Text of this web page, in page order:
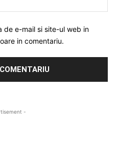
de e-mail si site-ul web in
in comentariu.
-